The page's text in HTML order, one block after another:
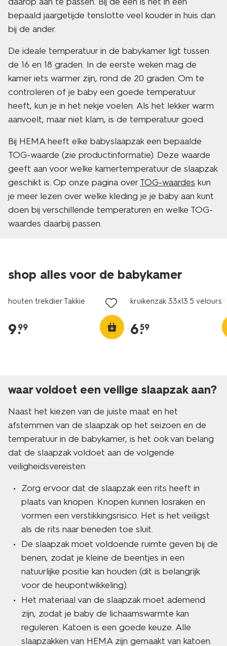
bepaald jaargetijde tenslotte veel kouder in huis dan
bij de ander.
De ideale temperatuur in de babykamer ligt tussen
de 16 en 18 graden. In de eerste weken mag de
kamer iets warmer zijn, rond de 20 graden. Om te
controleren of je baby een goede temperatuur
heeft, kun je in het nekje voelen. Als het lekker warm
aanvoelt, maar niet klam, is de temperatuur goed.
Bij HEMA heeft elke babyslaapzak een bepaalde
TOG-waarde (zie productinformatie). Deze waarde
geeft aan voor welke kamertemperatuur de slaapzak
geschikt is. Op onze pagina overTOG-waardes kun
je meer lezen over welke kleding je je baby aan kunt
doen bij verschillende temperaturen en welke TOG-
waardes daarbij passen.
shop alles voor de babykamer
houten trekdier Takkie
9.
99
kruikenzak 33x13.5 velours
6.
59
waar voldoet een veilige slaapzak aan?
Naast het kiezen van de juiste maat en het
afstemmen van de slaapzak op het seizoen en de
temperatuur in de babykamer, is het ook van belang
dat de slaapzak voldoet aan de volgende
veiligheidsvereisten:
Zorg ervoor dat de slaapzak een rits heeft in
plaats van knopen. Knopen kunnen losraken en
vormen een verstikkingsrisico. Het is het veiligst
als de rits naar beneden toe sluit.
De slaapzak moet voldoende ruimte geven bij de
benen, zodat je kleine de beentjes in een
natuurlijke positie kan houden (dit is belangrijk
voor de heupontwikkeling).
Het materiaal van de slaapzak moet ademend
zijn, zodat je baby de lichaamswarmte kan
reguleren. Katoen is een goede keuze. Alle
slaapzakken van HEMA zijn gemaakt van katoen.